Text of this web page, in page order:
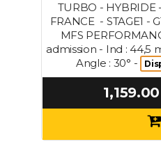
TURBO - HYBRIDE
FRANCE - STAGE1 -
MFS
admission - Ind : 44,5
Angle : 30° -